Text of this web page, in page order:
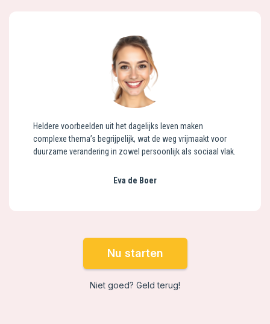
Heldere voorbeelden uit het dagelijks leven maken
complexe thema’s begrijpelijk, wat de weg vrijmaakt voor
duurzame verandering in zowel persoonlijk als sociaal vlak.
Eva de Boer
Nu starten
Niet goed? Geld terug!